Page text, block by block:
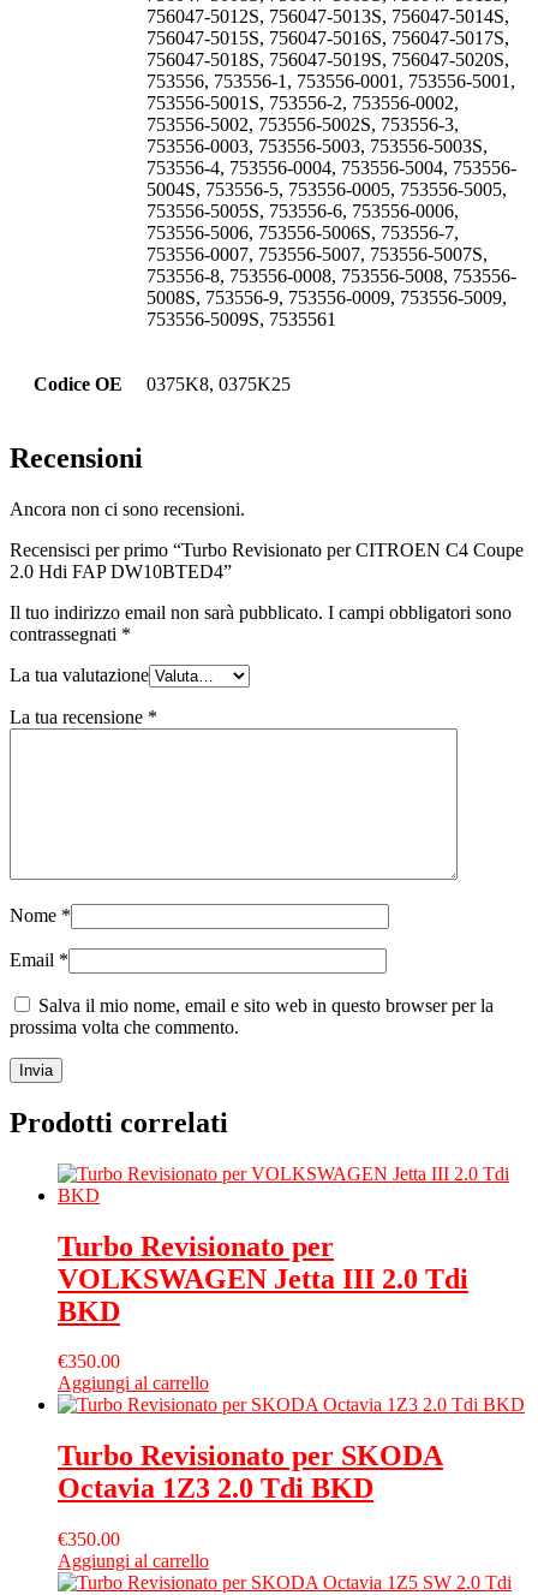
756047-5012S, 756047-5013S, 756047-5014S,
756047-5015S, 756047-5016S, 756047-5017S,
756047-5018S, 756047-5019S, 756047-5020S,
753556, 753556-1, 753556-0001, 753556-5001,
753556-5001S, 753556-2, 753556-0002,
753556-5002, 753556-5002S, 753556-3,
753556-0003, 753556-5003, 753556-5003S,
753556-4, 753556-0004, 753556-5004, 753556-
5004S, 753556-5, 753556-0005, 753556-5005,
753556-5005S, 753556-6, 753556-0006,
753556-5006, 753556-5006S, 753556-7,
753556-0007, 753556-5007, 753556-5007S,
753556-8, 753556-0008, 753556-5008, 753556-
5008S, 753556-9, 753556-0009, 753556-5009,
753556-5009S, 7535561
Codice OE 0375K8, 0375K25
Recensioni
Ancora non ci sono recensioni.
Recensisci per primo “Turbo Revisionato per CITROEN C4 Coupe
2.0 Hdi FAP DW10BTED4”
Il tuo indirizzo email non sarà pubblicato. I campi obbligatori sono
contrassegnati *
La tua valutazione
La tua recensione *
Nome *
Email *
Salva il mio nome, email e sito web in questo browser per la
prossima volta che commento.
Prodotti correlati
Turbo Revisionato per
VOLKSWAGEN Jetta III 2.0 Tdi
BKD
€350.00
Aggiungi al carrello
Turbo Revisionato per SKODA
Octavia 1Z3 2.0 Tdi BKD
€350.00
Aggiungi al carrello